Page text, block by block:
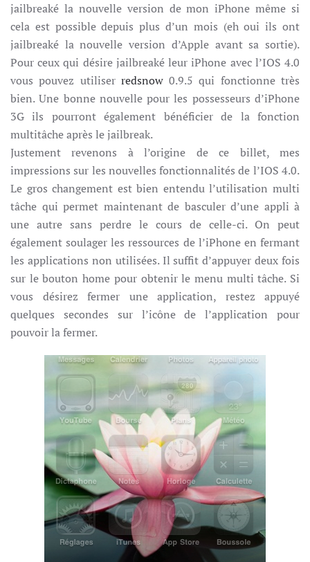
jailbreaké la nouvelle version de mon iPhone même si
cela est possible depuis plus d’un mois (eh oui ils ont
jailbreaké la nouvelle version d’Apple avant sa sortie).
Pour ceux qui désire jailbreaké leur iPhone avec l’IOS 4.0
vous pouvez utiliser redsnow0.9.5 qui fonctionne très
bien. Une bonne nouvelle pour les possesseurs d’iPhone
3G ils pourront également bénéficier de la fonction
multitâche après le jailbreak.
Justement revenons à l’origine de ce billet, mes
impressions sur les nouvelles fonctionnalités de l’IOS 4.0.
Le gros changement est bien entendu l’utilisation multi
tâche qui permet maintenant de basculer d’une appli à
une autre sans perdre le cours de celle-ci. On peut
également soulager les ressources de l’iPhone en fermant
les applications non utilisées. Il suffit d’appuyer deux fois
sur le bouton home pour obtenir le menu multi tâche. Si
vous désirez fermer une application, restez appuyé
quelques secondes sur l’icône de l’application pour
pouvoir la fermer.